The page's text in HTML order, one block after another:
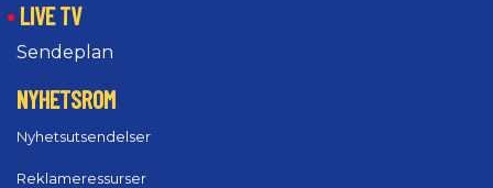
LIVE TV
Sendeplan
NYHETSROM
Nyhetsutsendelser
Reklameressurser